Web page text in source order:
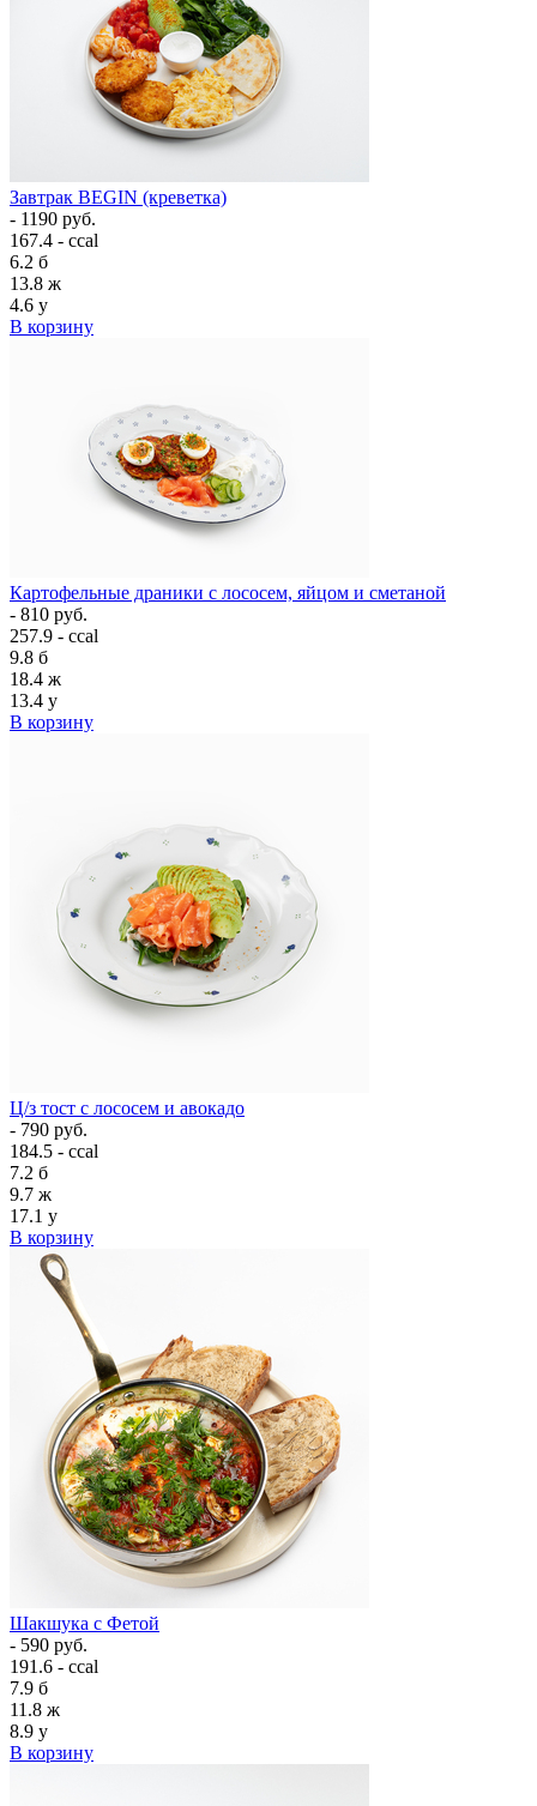
Завтрак BEGIN (креветка)
- 1190 руб.
167.4 - ccal
6.2 б
13.8 ж
4.6 у
В корзину
Картофельные драники с лососем, яйцом и сметаной
- 810 руб.
257.9 - ccal
9.8 б
18.4 ж
13.4 у
В корзину
Ц/з тост с лососем и авокадо
- 790 руб.
184.5 - ccal
7.2 б
9.7 ж
17.1 у
В корзину
Шакшука с Фетой
- 590 руб.
191.6 - ccal
7.9 б
11.8 ж
8.9 у
В корзину